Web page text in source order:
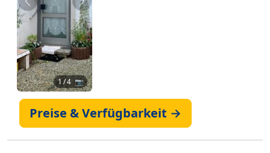
Zurück Weiter
1/ 4 📷
Preise & Verfügbarkeit →